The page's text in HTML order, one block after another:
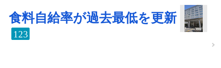
食料自給率が過去最低を更新
123